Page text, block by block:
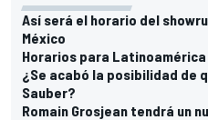
Así será el horario del
México
Horarios para Latinoamérica
¿Se acabó la posibilidad de
Sauber?
Romain Grosjean tendrá un